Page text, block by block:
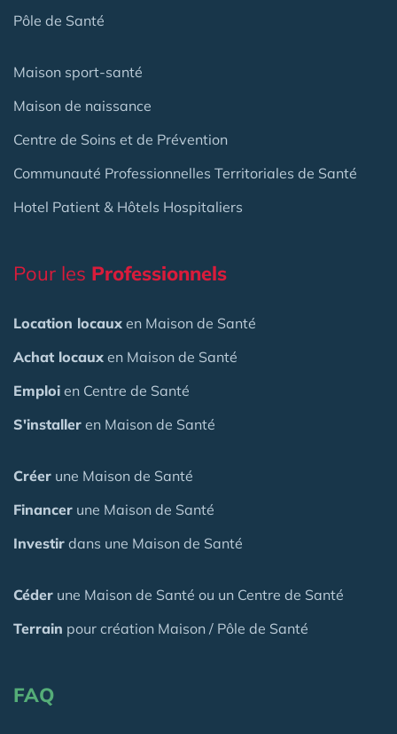
Pôle de Santé
Maison sport-santé
Maison de naissance
Centre de Soins et de Prévention
Communauté Professionnelles Territoriales de Santé
Hotel Patient & Hôtels Hospitaliers
Pour les Professionnels
Location locaux en Maison de Santé
Achat locaux en Maison de Santé
Emploi en Centre de Santé
S'installer en Maison de Santé
Créer une Maison de Santé
Financer une Maison de Santé
Investir dans une Maison de Santé
Céder une Maison de Santé ou un Centre de Santé
Terrain pour création Maison / Pôle de Santé
FAQ